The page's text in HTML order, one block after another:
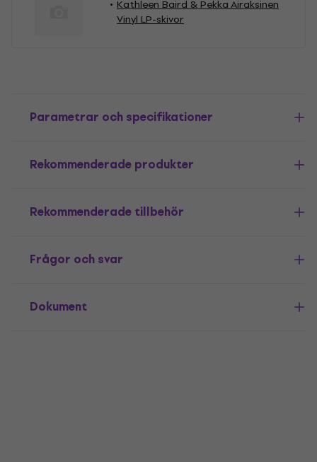
Kathleen Baird & Pekka Airaksinen
Vinyl LP-skivor
Parametrar och specifikationer
Rekommenderade produkter
Rekommenderade tillbehör
Frågor och svar
Dokument